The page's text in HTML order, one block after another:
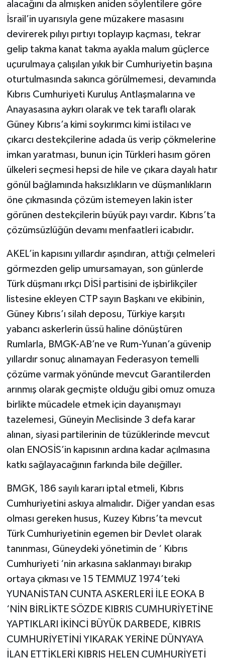
alacağını da almışken aniden söylentilere göre
İsrail’in uyarısıyla gene müzakere masasını
devirerek pılıyı pırtıyı toplayıp kaçması, tekrar
gelip takma kanat takma ayakla malum güçlerce
uçurulmaya çalışılan yıkık bir Cumhuriyetin başına
oturtulmasında sakınca görülmemesi, devamında
Kıbrıs Cumhuriyeti Kuruluş Antlaşmalarına ve
Anayasasına aykırı olarak ve tek taraflı olarak
Güney Kıbrıs’a kimi soykırımcı kimi istilacı ve
çıkarcı destekçilerine adada üs verip çökmelerine
imkan yaratması, bunun için Türkleri hasım gören
ülkeleri seçmesi hepsi de hile ve çıkara dayalı hatır
gönül bağlamında haksızlıkların ve düşmanlıkların
öne çıkmasında çözüm istemeyen lakin ister
görünen destekçilerin büyük payı vardır. Kıbrıs’ta
çözümsüzlüğün devamı menfaatleri icabıdır.
AKEL’in kapısını yıllardır aşındıran, attığı çelmeleri
görmezden gelip umursamayan, son günlerde
Türk düşmanı ırkçı DİSİ partisini de işbirlikçiler
listesine ekleyen CTP sayın Başkanı ve ekibinin,
Güney Kıbrıs’ı silah deposu, Türkiye karşıtı
yabancı askerlerin üssü haline dönüştüren
Rumlarla, BMGK-AB’ne ve Rum-Yunan’a güvenip
yıllardır sonuç alınamayan Federasyon temelli
çözüme varmak yönünde mevcut Garantilerden
arınmış olarak geçmişte olduğu gibi omuz omuza
birlikte mücadele etmek için dayanışmayı
tazelemesi, Güneyin Meclisinde 3 defa karar
alınan, siyasi partilerinin de tüzüklerinde mevcut
olan ENOSİS’in kapısının ardına kadar açılmasına
katkı sağlayacağının farkında bile değiller.
BMGK, 186 sayılı kararı iptal etmeli, Kıbrıs
Cumhuriyetini askıya almalıdır. Diğer yandan esas
olması gereken husus, Kuzey Kıbrıs’ta mevcut
Türk Cumhuriyetinin egemen bir Devlet olarak
tanınması, Güneydeki yönetimin de ‘ Kıbrıs
Cumhuriyeti ‘nin arkasına saklanmayı bırakıp
ortaya çıkması ve 15 TEMMUZ 1974’teki
YUNANİSTAN CUNTA ASKERLERİ İLE EOKA B
‘NİN BİRLİKTE SÖZDE KIBRIS CUMHURİYETİNE
YAPTIKLARI İKİNCİ BÜYÜK DARBEDE, KIBRIS
CUMHURİYETİNİ YIKARAK YERİNE DÜNYAYA
İLAN ETTİKLERİ KIBRIS HELEN CUMHURİYETİ